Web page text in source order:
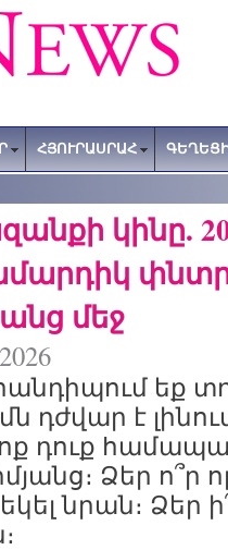
ՀՅՈՒՐԱՍՐԱՀ
կինը.
մեջ
եք
դժվար է
դուք
Ձեր ո՞ր
նրան։ Ձեր